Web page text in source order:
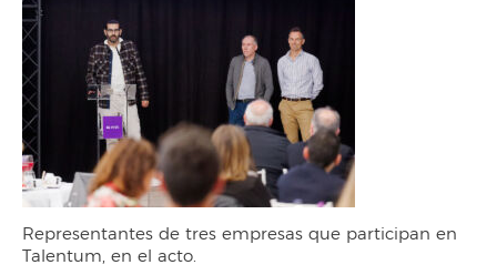
Representantes de tres empresas que participan en
Talentum, en el acto.